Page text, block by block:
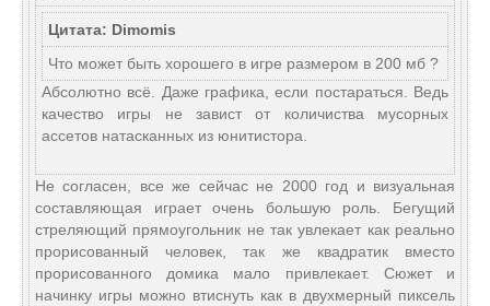
Цитата: Dimomis
Что может быть хорошего в игре размером в 200 мб ?
Абсолютно всё. Даже графика, если постараться. Ведь
качество игры не завист от количиства мусорных
ассетов натасканных из юнитистора.
Не согласен, все же сейчас не 2000 год и визуальная
составляющая играет очень большую роль. Бегущий
стреляющий прямоугольник не так увлекает как реально
прорисованный человек, так же квадратик вместо
прорисованного домика мало привлекает. Сюжет и
начинку игры можно втиснуть как в двухмерный пиксель